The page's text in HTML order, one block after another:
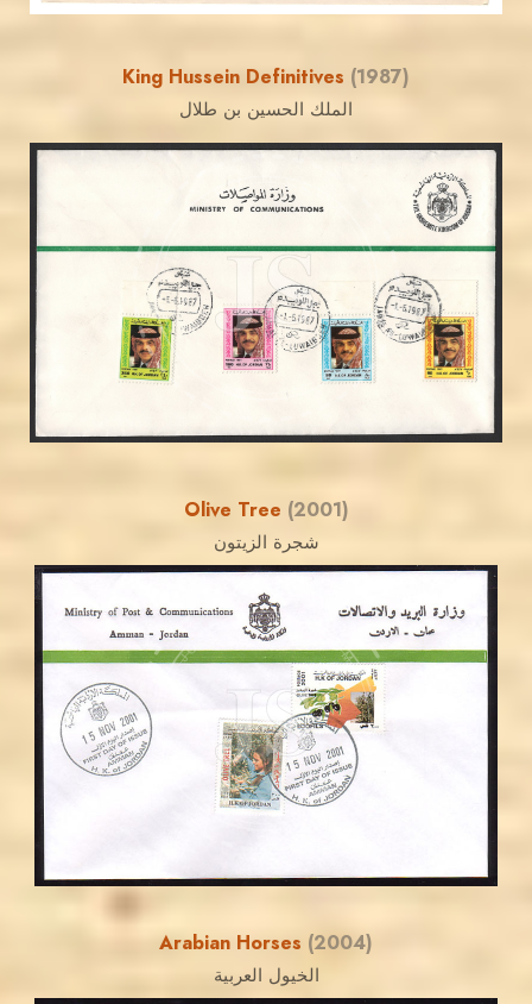
King Hussein Definitives (1987)
الملك الحسين بن طلال
JS
MAHDI BSEISO
Olive Tree (2001)
شجرة الزيتون
JS
JORDANSTAMPS.COM
EST. 2007
Arabian Horses (2004)
الخيول العربية